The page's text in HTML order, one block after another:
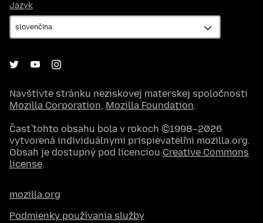
Jazyk
Navštívte stránku neziskovej materskej spoločnosti
Mozilla Corporation, Mozilla Foundation.
Časť tohto obsahu bola v rokoch ©1998–2026
vytvorená individuálnymi prispievateľmi mozilla.org.
Obsah je dostupný pod licenciou Creative Commons
license.
mozilla.org
Podmienky používania služby